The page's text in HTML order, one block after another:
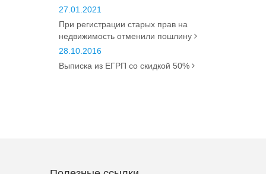
27.01.2021
При регистрации старых прав на
недвижимость отменили пошлину
28.10.2016
Выписка из ЕГРП со скидкой 50%